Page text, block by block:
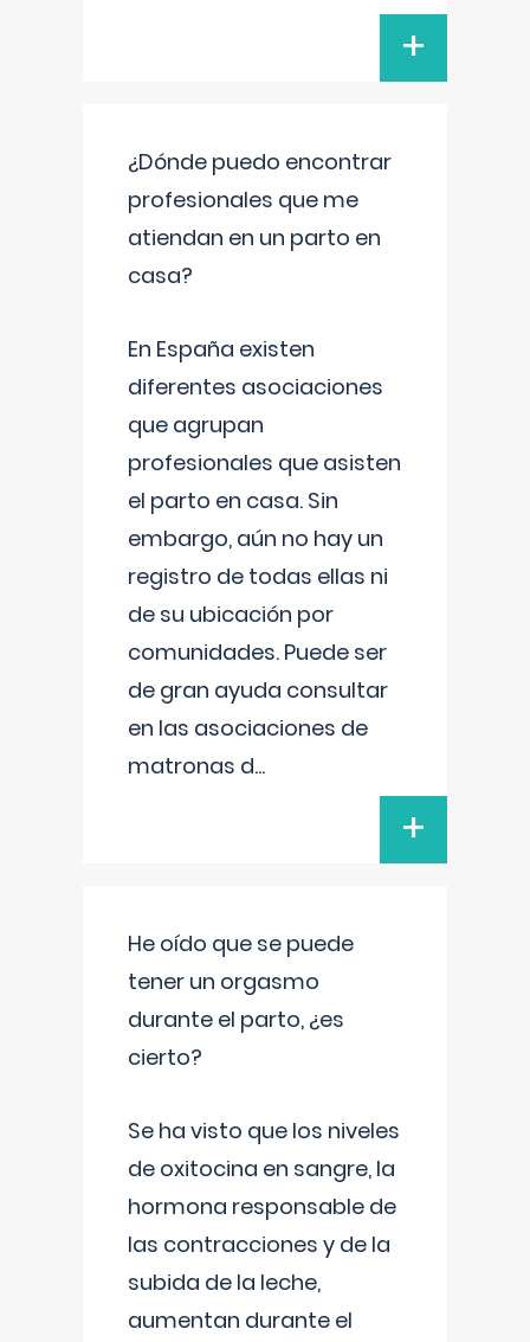
+
¿Dónde puedo encontrar
profesionales que me
atiendan en un parto en
casa?
En España existen
diferentes asociaciones
que agrupan
profesionales que asisten
el parto en casa. Sin
embargo, aún no hay un
registro de todas ellas ni
de su ubicación por
comunidades. Puede ser
de gran ayuda consultar
en las asociaciones de
matronas d...
+
He oído que se puede
tener un orgasmo
durante el parto, ¿es
cierto?
Se ha visto que los niveles
de oxitocina en sangre, la
hormona responsable de
las contracciones y de la
subida de la leche,
aumentan durante el